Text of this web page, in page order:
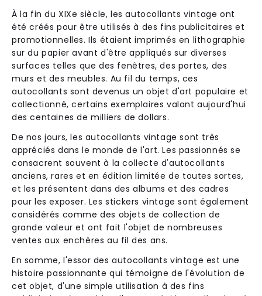
À la fin du XIXe siècle, les autocollants vintage ont
été créés pour être utilisés à des fins publicitaires et
promotionnelles. Ils étaient imprimés en lithographie
sur du papier avant d'être appliqués sur diverses
surfaces telles que des fenêtres, des portes, des
murs et des meubles. Au fil du temps, ces
autocollants sont devenus un objet d'art populaire et
collectionné, certains exemplaires valant aujourd'hui
des centaines de milliers de dollars.
De nos jours, les autocollants vintage sont très
appréciés dans le monde de l'art. Les passionnés se
consacrent souvent à la collecte d'autocollants
anciens, rares et en édition limitée de toutes sortes,
et les présentent dans des albums et des cadres
pour les exposer. Les stickers vintage sont également
considérés comme des objets de collection de
grande valeur et ont fait l'objet de nombreuses
ventes aux enchères au fil des ans.
En somme, l'essor des autocollants vintage est une
histoire passionnante qui témoigne de l'évolution de
cet objet, d'une simple utilisation à des fins